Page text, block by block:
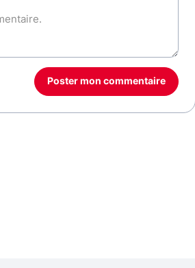
Poster mon commentaire